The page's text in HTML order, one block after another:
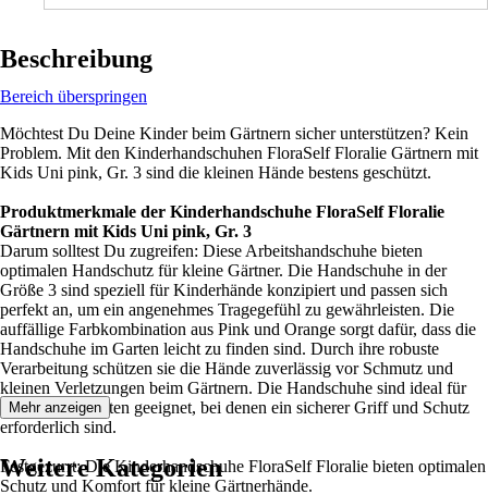
Beschreibung
Bereich überspringen
Möchtest Du Deine Kinder beim Gärtnern sicher unterstützen? Kein
Problem. Mit den Kinderhandschuhen FloraSelf Floralie Gärtnern mit
Kids Uni pink, Gr. 3 sind die kleinen Hände bestens geschützt.
Produktmerkmale der Kinderhandschuhe FloraSelf Floralie
Gärtnern mit Kids Uni pink, Gr. 3
Darum solltest Du zugreifen: Diese Arbeitshandschuhe bieten
optimalen Handschutz für kleine Gärtner. Die Handschuhe in der
Größe 3 sind speziell für Kinderhände konzipiert und passen sich
perfekt an, um ein angenehmes Tragegefühl zu gewährleisten. Die
auffällige Farbkombination aus Pink und Orange sorgt dafür, dass die
Handschuhe im Garten leicht zu finden sind. Durch ihre robuste
Verarbeitung schützen sie die Hände zuverlässig vor Schmutz und
kleinen Verletzungen beim Gärtnern. Die Handschuhe sind ideal für
alle Gartenarbeiten geeignet, bei denen ein sicherer Griff und Schutz
erforderlich sind.
Festgezurrt: Die Kinderhandschuhe FloraSelf Floralie bieten optimalen
Schutz und Komfort für kleine Gärtnerhände.
Mehr anzeigen
Weitere Kategorien